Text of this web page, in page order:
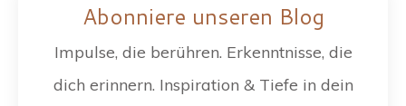
Abonniere unseren Blog
Impulse, die berühren. Erkenntnisse, die
dich erinnern. Inspiration & Tiefe in dein